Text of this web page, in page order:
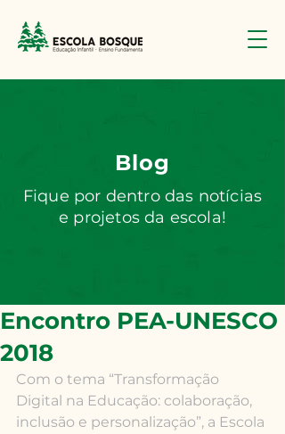
Blog
Fique por dentro das notícias
e projetos da escola!
Encontro PEA-UNESCO
2018
Com o tema “Transformação
Digital na Educação: colaboração,
inclusão e personalização”, a Escola